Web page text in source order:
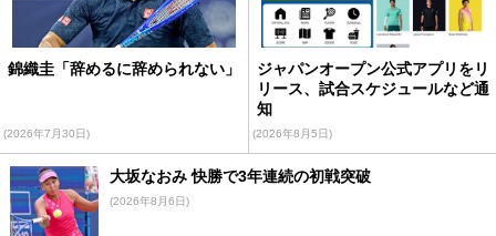
錦織圭「辞めるに辞められない」
(2026年7月30日)
ジャパンオープン公式アプリをリ
リース、試合スケジュールなど通
知
(2026年8月5日)
大坂なおみ 快勝で3年連続の初戦突破
(2026年8月6日)